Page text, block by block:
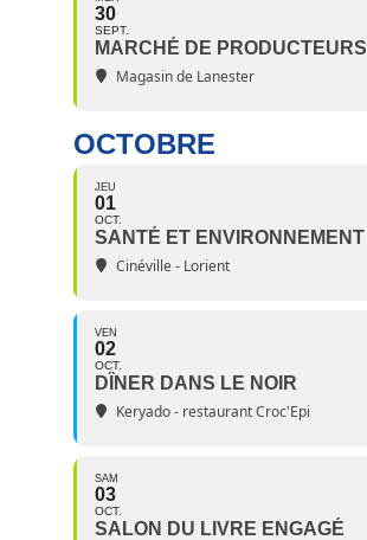
30
SEPT.
MARCHÉ DE PRODUCTEURS
Magasin de Lanester
OCTOBRE
JEU
01
OCT.
SANTÉ ET ENVIRONNEMENT
Cinéville - Lorient
VEN
02
OCT.
DÎNER DANS LE NOIR
Keryado - restaurant Croc'Epi
SAM
03
OCT.
SALON DU LIVRE ENGAGÉ